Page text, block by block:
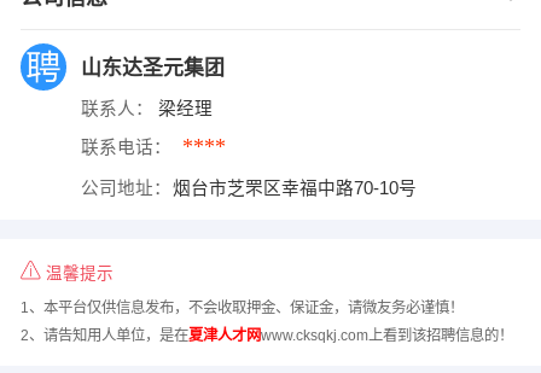
山东达圣元集团
联系人： 梁经理
联系电话： ****
公司地址： 烟台市芝罘区幸福中路70-10号
温馨提示
1、本平台仅供信息发布，不会收取押金、保证金，请微友务必谨慎！
2、请告知用人单位，是在夏津人才网www.cksqkj.com上看到该招聘信息的！